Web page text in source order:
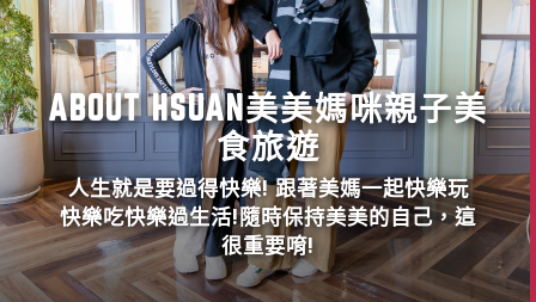
ABOUT HSUAN美美媽咪親子美
食旅遊
人生就是要過得快樂! 跟著美媽一起快樂玩
快樂吃快樂過生活!隨時保持美美的自己，這
很重要唷!